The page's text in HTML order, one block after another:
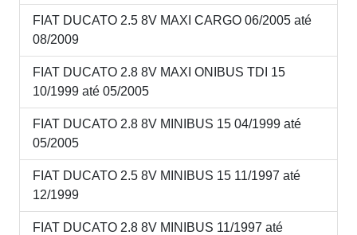
FIAT DUCATO 2.5 8V MAXI CARGO 06/2005 até
08/2009
FIAT DUCATO 2.8 8V MAXI ONIBUS TDI 15
10/1999 até 05/2005
FIAT DUCATO 2.8 8V MINIBUS 15 04/1999 até
05/2005
FIAT DUCATO 2.5 8V MINIBUS 15 11/1997 até
12/1999
FIAT DUCATO 2.8 8V MINIBUS 11/1997 até